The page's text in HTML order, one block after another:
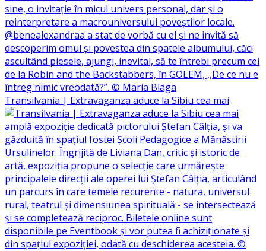
Transilvania | Extravaganza aduce la Sibiu cea mai